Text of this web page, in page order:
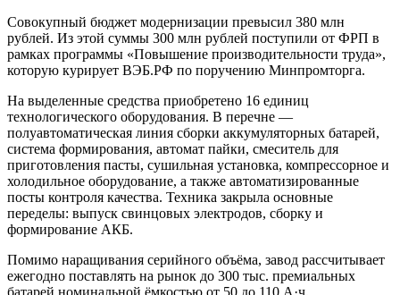
Совокупный бюджет модернизации превысил 380 млн
рублей. Из этой суммы 300 млн рублей поступили от ФРП в
рамках программы «Повышение производительности труда»,
которую курирует ВЭБ.РФ по поручению Минпромторга.
На выделенные средства приобретено 16 единиц
технологического оборудования. В перечне —
полуавтоматическая линия сборки аккумуляторных батарей,
система формирования, автомат пайки, смеситель для
приготовления пасты, сушильная установка, компрессорное и
холодильное оборудование, а также автоматизированные
посты контроля качества. Техника закрыла основные
переделы: выпуск свинцовых электродов, сборку и
формирование АКБ.
Помимо наращивания серийного объёма, завод рассчитывает
ежегодно поставлять на рынок до 300 тыс. премиальных
батарей номинальной ёмкостью от 50 до 110 А·ч.